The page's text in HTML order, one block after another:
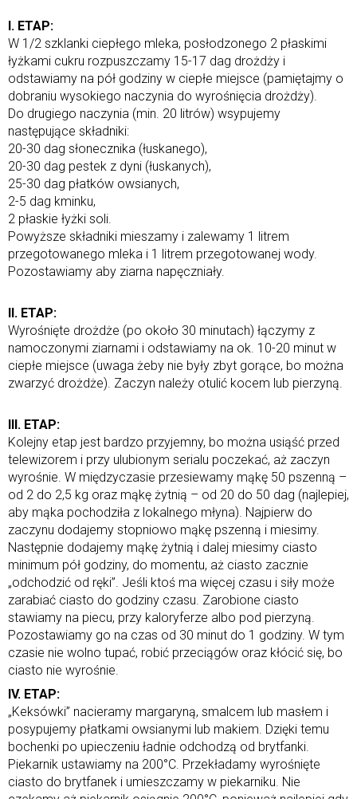
I. ETAP:
W 1/2 szklanki ciepłego mleka, posłodzonego 2 płaskimi
łyżkami cukru rozpuszczamy 15-17 dag drożdży i
odstawiamy na pół godziny w ciepłe miejsce (pamiętajmy o
dobraniu wysokiego naczynia do wyrośnięcia drożdży).
Do drugiego naczynia (min. 20 litrów) wsypujemy
następujące składniki:
20-30 dag słonecznika (łuskanego),
20-30 dag pestek z dyni (łuskanych),
25-30 dag płatków owsianych,
2-5 dag kminku,
2 płaskie łyżki soli.
Powyższe składniki mieszamy i zalewamy 1 litrem
przegotowanego mleka i 1 litrem przegotowanej wody.
Pozostawiamy aby ziarna napęczniały.
II. ETAP:
Wyrośnięte drożdże (po około 30 minutach) łączymy z
namoczonymi ziarnami i odstawiamy na ok. 10-20 minut w
ciepłe miejsce (uwaga żeby nie były zbyt gorące, bo można
zwarzyć drożdże). Zaczyn należy otulić kocem lub pierzyną.
III. ETAP:
Kolejny etap jest bardzo przyjemny, bo można usiąść przed
telewizorem i przy ulubionym serialu poczekać, aż zaczyn
wyrośnie. W międzyczasie przesiewamy mąkę 50 pszenną –
od 2 do 2,5 kg oraz mąkę żytnią – od 20 do 50 dag (najlepiej,
aby mąka pochodziła z lokalnego młyna). Najpierw do
zaczynu dodajemy stopniowo mąkę pszenną i miesimy.
Następnie dodajemy mąkę żytnią i dalej miesimy ciasto
minimum pół godziny, do momentu, aż ciasto zacznie
„odchodzić od ręki”. Jeśli ktoś ma więcej czasu i siły może
zarabiać ciasto do godziny czasu. Zarobione ciasto
stawiamy na piecu, przy kaloryferze albo pod pierzyną.
Pozostawiamy go na czas od 30 minut do 1 godziny. W tym
czasie nie wolno tupać, robić przeciągów oraz kłócić się, bo
ciasto nie wyrośnie.
IV. ETAP:
„Keksówki” nacieramy margaryną, smalcem lub masłem i
posypujemy płatkami owsianymi lub makiem. Dzięki temu
bochenki po upieczeniu ładnie odchodzą od brytfanki.
Piekarnik ustawiamy na 200°C. Przekładamy wyrośnięte
ciasto do brytfanek i umieszczamy w piekarniku. Nie